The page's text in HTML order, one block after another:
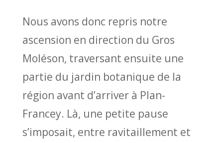
Nous avons donc repris notre
ascension en direction du Gros
Moléson, traversant ensuite une
partie du jardin botanique de la
région avant d’arriver à Plan-
Francey. Là, une petite pause
s’imposait, entre ravitaillement et